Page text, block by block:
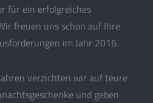
für ein erfolgreiches
freuen uns schon auf Ihre
im Jahr 2016.
verzichten wir auf teure
und geben